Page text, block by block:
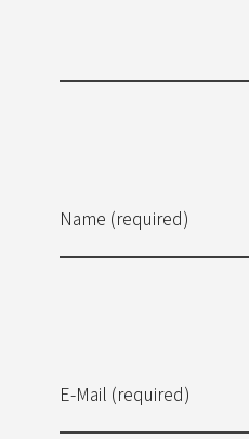
Name (required)
E-Mail (required)